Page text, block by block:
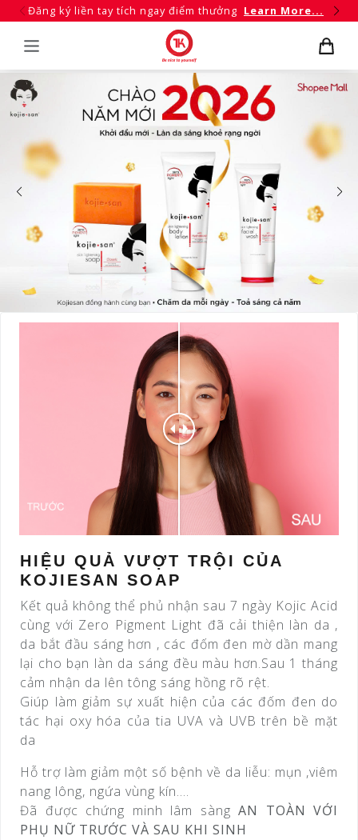
Đăng ký liền tay tích ngay điểm thưởng Learn More...
HIỆU QUẢ VƯỢT TRỘI CỦA
KOJIESAN SOAP
Kết quả không thể phủ nhận sau 7 ngày Kojic Acid
cùng với Zero Pigment Light đã cải thiện làn da ,
da bắt đầu sáng hơn , các đốm đen mờ dần mang
lại cho bạn làn da sáng đều màu hơn.Sau 1 tháng
cảm nhận da lên tông sáng hồng rõ rệt.
Giúp làm giảm sự xuất hiện của các đốm đen do
tác hại oxy hóa của tia UVA và UVB trên bề mặt
da
Hỗ trợ làm giảm một số bệnh về da liễu: mụn ,viêm
nang lông, ngứa vùng kín….
Đã được chứng minh lâm sàng AN TOÀN VỚI
PHỤ NỮ TRƯỚC VÀ SAU KHI SINH